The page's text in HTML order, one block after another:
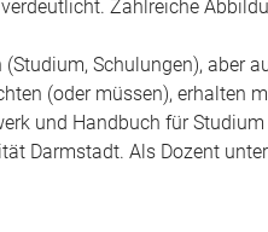
Zahlreiche
Schulungen), aber
(oder müssen), erhalten
und Handbuch für
Darmstadt. Als Dozent